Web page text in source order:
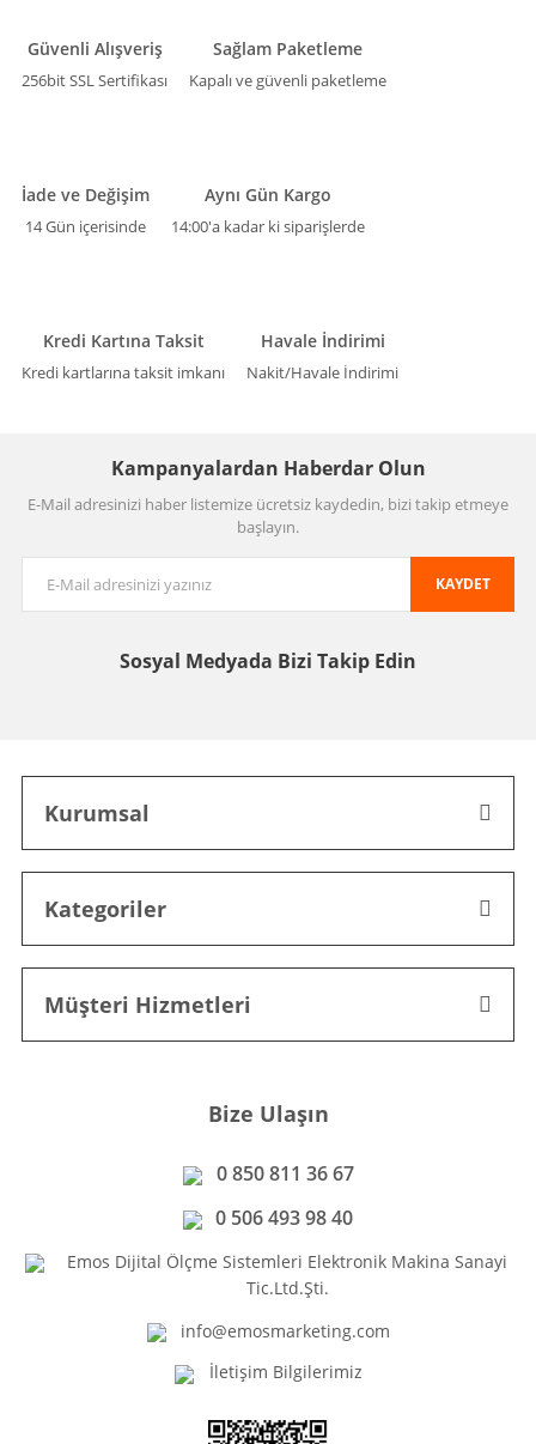
Güvenli Alışveriş
256bit SSL Sertifikası
Sağlam Paketleme
Kapalı ve güvenli paketleme
İade ve Değişim
14 Gün içerisinde
Aynı Gün Kargo
14:00'a kadar ki siparişlerde
Kredi Kartına Taksit
Kredi kartlarına taksit imkanı
Havale İndirimi
Nakit/Havale İndirimi
Kampanyalardan Haberdar Olun
E-Mail adresinizi haber listemize ücretsiz kaydedin, bizi takip etmeye
başlayın.
KAYDET
Sosyal Medyada Bizi Takip Edin
Kurumsal
Kategoriler
Müşteri Hizmetleri
Bize Ulaşın
0 850 811 36 67
0 506 493 98 40
Emos Dijital Ölçme Sistemleri Elektronik Makina Sanayi
Tic.Ltd.Şti.
info@emosmarketing.com
İletişim Bilgilerimiz